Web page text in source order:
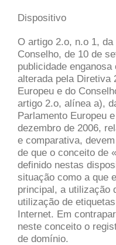
Dispositivo
O artigo 2.o, n.o 1, da
Conselho, de 10 de
publicidade
alterada pela Diretiva
Europeu e do
artigo 2.o, alínea a),
Parlamento Europeu
dezembro de 2006,
e comparativa,
de que o conceito de
definido nestas
situação como a que
principal, a utilização
utilização de
Internet. Em
neste conceito o
de domínio.